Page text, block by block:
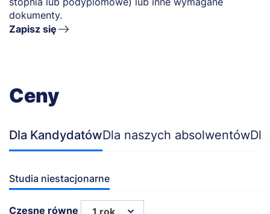
dokumenty.
Zapisz się
Ceny
Dla KandydatówDla naszych absolwentów
Studia niestacjonarne
Czesne równe 1 rok